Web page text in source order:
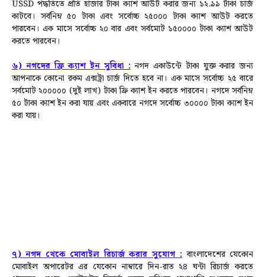
USSD পদ্ধতিতে প্রতি হাজার টাকা ক্যাশ আউট করার জন্য ১২.৯৯ টাকা চার্জ
কাটবে। সর্বনিম্ন ৫০ টাকা এবং সর্বোচ্চ ২৫০০০ টাকা ক্যাশ আউট করতে
পারবেন।এক মাসে সর্বোচ্চ ২০ বার এবং সর্বমোট ১৫০০০০ টাকা ক্যাশ আউট
করতে পারবেন।
৬) নগদের ফ্রি ক্যাশ ইন সুবিধা : নগদ একাউন্টে টাকা যুক্ত করার জন্য
আপনাকে কোনো রকম এক্সট্রা চার্জ দিতে হবে না। এক মাসে সর্বোচ্চ ২৫ বারে
সর্বমোট ২০০০০০ (দুই লাখ) টাকা ফ্রি ক্যাশ ইন করতে পারবেন। নগদে সর্বনিম্ন
৫০ টাকা ক্যাশ ইন করা যায় এবং একবারে নগদে সর্বোচ্চ ৩০০০০ টাকা ক্যাশ ইন
করা যায়।
৭) নগদ থেকে মোবাইল রিচার্জ করার সুযোগ : বাংলাদেশের যেকোন
মোবাইল অপারেটর এর যেকোন নাম্বারে দিন-রাত ২৪ ঘন্টা রিচার্জ করতে